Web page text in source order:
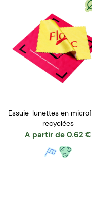
Essuie-lunettes en
recyclées
A partir de 0.62 €